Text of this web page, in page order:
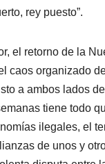
rey puesto”.
el retorno de la
caos organizado
a ambos lados
tiene todo
ilegales, el
de unos y